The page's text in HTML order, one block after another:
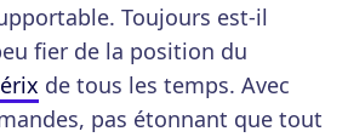
Toujours est-il
fier de la position du
de tous les temps. Avec
pas étonnant que tout